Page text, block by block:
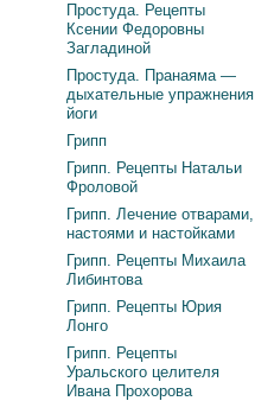
Простуда. Рецепты
Ксении Федоровны
Загладиной
Простуда. Пранаяма —
дыхательные упражнения
йоги
Грипп
Грипп. Рецепты Натальи
Фроловой
Грипп. Лечение отварами,
настоями и настойками
Грипп. Рецепты Михаила
Либинтова
Грипп. Рецепты Юрия
Лонго
Грипп. Рецепты
Уральского целителя
Ивана Прохорова